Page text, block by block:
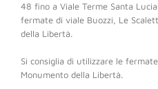
48 fino a Viale Terme Santa
fermate di viale Buozzi, Le
della Libertà.
Si consiglia di utilizzare le
Monumento della Libertà.